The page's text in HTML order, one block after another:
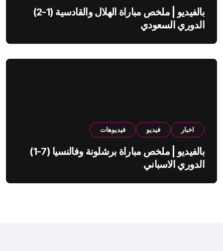
بالفيديو | ملخص مباراة الهلال والقادسية (1-2)
الدوري السعودي
اخبار فيديو فيديوهات
بالفيديو | ملخص مباراة برشلونة وفالنسيا (7-1)
الدوري الاسباني